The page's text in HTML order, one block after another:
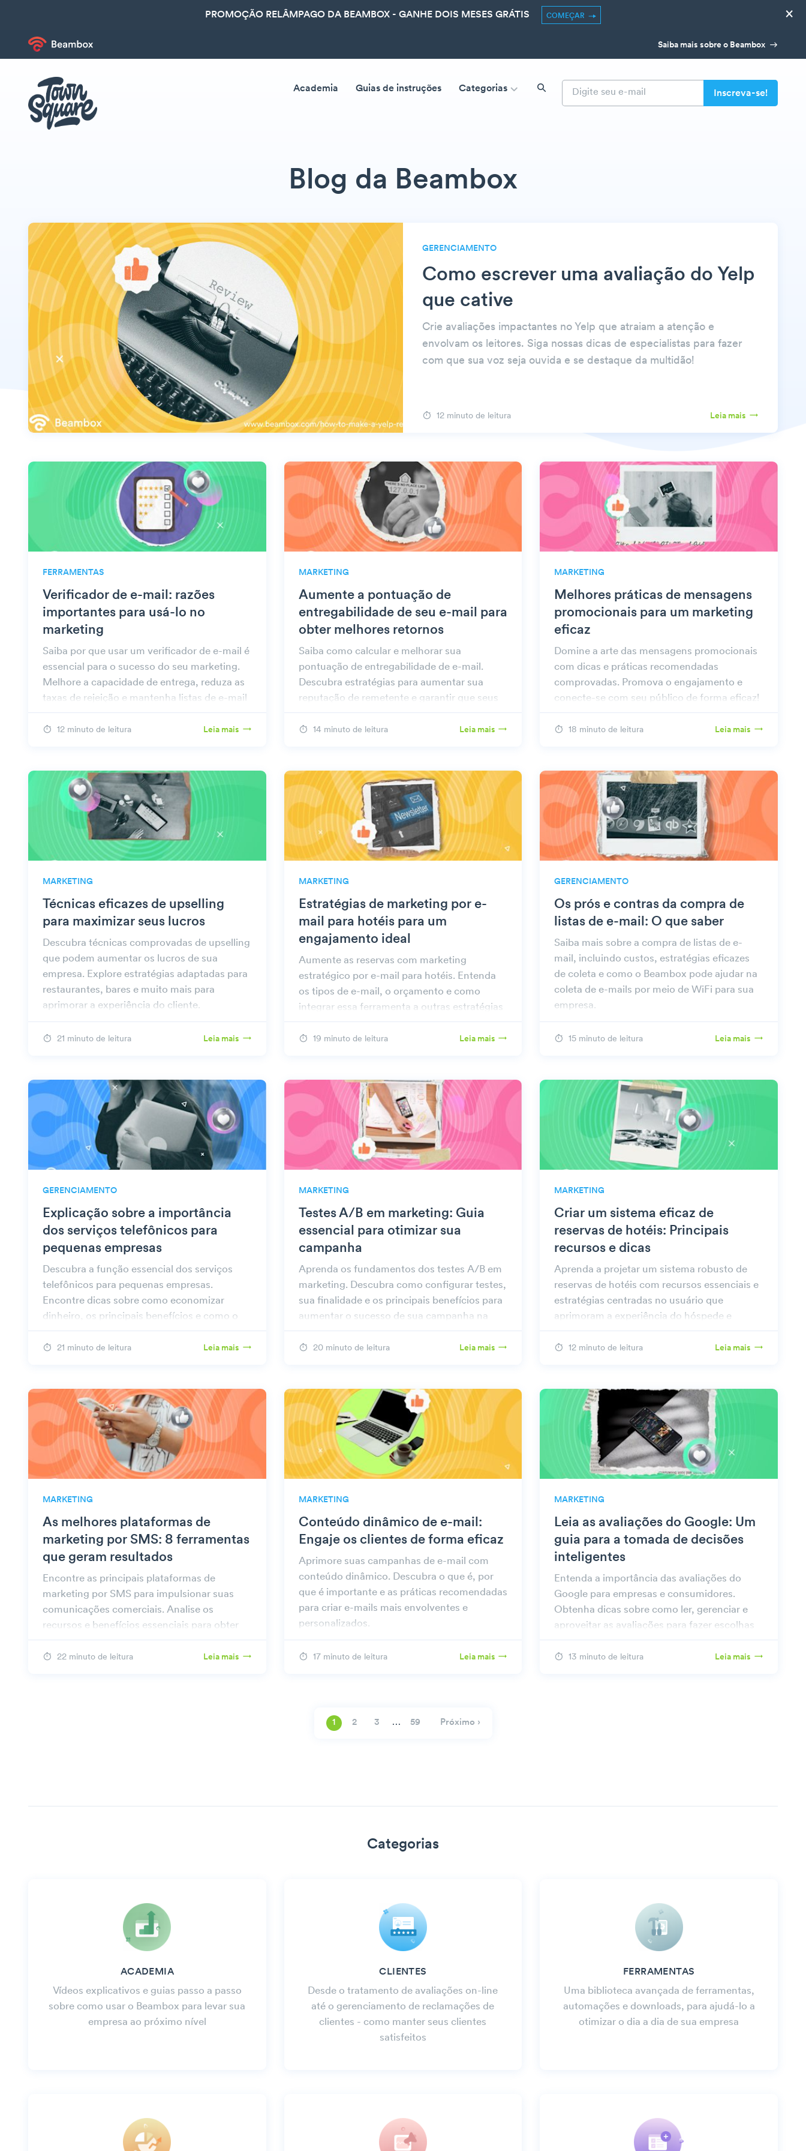
PROMOÇÃO RELÂMPAGO DA BEAMBOX - GANHE DOIS MESES GRÁTIS COMEÇAR ×
Saiba mais sobre o Beambox
Academia Guias de instruções Categorias
Blog da Beambox
GERENCIAMENTO
Como escrever uma avaliação do Yelp
que cative
Crie avaliações impactantes no Yelp que atraiam a atenção e
envolvam os leitores. Siga nossas dicas de especialistas para fazer
com que sua voz seja ouvida e se destaque da multidão!
12 minuto de leitura Leia mais
FERRAMENTAS
Verificador de e-mail: razões
importantes para usá-lo no
marketing
Saiba por que usar um verificador de e-mail é
essencial para o sucesso do seu marketing.
Melhore a capacidade de entrega, reduza as
taxas de rejeição e mantenha listas de e-mail
precisas.
12 minuto de leitura Leia mais
MARKETING
Aumente a pontuação de
entregabilidade de seu e-mail para
obter melhores retornos
Saiba como calcular e melhorar sua
pontuação de entregabilidade de e-mail.
Descubra estratégias para aumentar sua
reputação de remetente e garantir que seus
e-mails cheguem à caixa de entrada.
14 minuto de leitura Leia mais
MARKETING
Melhores práticas de mensagens
promocionais para um marketing
eficaz
Domine a arte das mensagens promocionais
com dicas e práticas recomendadas
comprovadas. Promova o engajamento e
conecte-se com seu público de forma eficaz!
18 minuto de leitura Leia mais
MARKETING
Técnicas eficazes de upselling
para maximizar seus lucros
Descubra técnicas comprovadas de upselling
que podem aumentar os lucros de sua
empresa. Explore estratégias adaptadas para
restaurantes, bares e muito mais para
aprimorar a experiência do cliente.
21 minuto de leitura Leia mais
MARKETING
Estratégias de marketing por e-
mail para hotéis para um
engajamento ideal
Aumente as reservas com marketing
estratégico por e-mail para hotéis. Entenda
os tipos de e-mail, o orçamento e como
integrar essa ferramenta a outras estratégias
de marketing para obter melhores resultados.
19 minuto de leitura Leia mais
GERENCIAMENTO
Os prós e contras da compra de
listas de e-mail: O que saber
Saiba mais sobre a compra de listas de e-
mail, incluindo custos, estratégias eficazes
de coleta e como o Beambox pode ajudar na
coleta de e-mails por meio de WiFi para sua
empresa.
15 minuto de leitura Leia mais
GERENCIAMENTO
Explicação sobre a importância
dos serviços telefônicos para
pequenas empresas
Descubra a função essencial dos serviços
telefônicos para pequenas empresas.
Encontre dicas sobre como economizar
dinheiro, os principais benefícios e como o
Beambox pode ajudar a coletar números de
telefone via WiFi.
21 minuto de leitura Leia mais
MARKETING
Testes A/B em marketing: Guia
essencial para otimizar sua
campanha
Aprenda os fundamentos dos testes A/B em
marketing. Descubra como configurar testes,
sua finalidade e os principais benefícios para
aumentar o sucesso de sua campanha na
Beambox.
20 minuto de leitura Leia mais
MARKETING
Criar um sistema eficaz de
reservas de hotéis: Principais
recursos e dicas
Aprenda a projetar um sistema robusto de
reservas de hotéis com recursos essenciais e
estratégias centradas no usuário que
aprimoram a experiência do hóspede e
aumentam as reservas on-line.
12 minuto de leitura Leia mais
MARKETING
As melhores plataformas de
marketing por SMS: 8 ferramentas
que geram resultados
Encontre as principais plataformas de
marketing por SMS para impulsionar suas
comunicações comerciais. Analise os
recursos e benefícios essenciais para obter
estratégias de marketing eficazes e
econômicas.
22 minuto de leitura Leia mais
MARKETING
Conteúdo dinâmico de e-mail:
Engaje os clientes de forma eficaz
Aprimore suas campanhas de e-mail com
conteúdo dinâmico. Descubra o que é, por
que é importante e as práticas recomendadas
para criar e-mails mais envolventes e
personalizados.
17 minuto de leitura Leia mais
MARKETING
Leia as avaliações do Google: Um
guia para a tomada de decisões
inteligentes
Entenda a importância das avaliações do
Google para empresas e consumidores.
Obtenha dicas sobre como ler, gerenciar e
aproveitar as avaliações para fazer escolhas
informadas.
13 minuto de leitura Leia mais
1 2 3 … 59 Próximo ›
Categorias
ACADEMIA
Vídeos explicativos e guias passo a passo
sobre como usar o Beambox para levar sua
empresa ao próximo nível
CLIENTES
Desde o tratamento de avaliações on-line
até o gerenciamento de reclamações de
clientes - como manter seus clientes
satisfeitos
FERRAMENTAS
Uma biblioteca avançada de ferramentas,
automações e downloads, para ajudá-lo a
otimizar o dia a dia de sua empresa